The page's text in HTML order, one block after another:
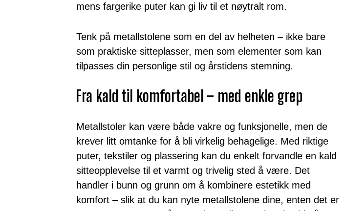
mens fargerike puter kan gi liv til et nøytralt rom.
Tenk på metallstolene som en del av helheten – ikke bare
som praktiske sitteplasser, men som elementer som kan
tilpasses din personlige stil og årstidens stemning.
Fra kald til komfortabel – med enkle grep
Metallstoler kan være både vakre og funksjonelle, men de
krever litt omtanke for å bli virkelig behagelige. Med riktige
puter, tekstiler og plassering kan du enkelt forvandle en kald
sitteopplevelse til et varmt og trivelig sted å være. Det
handler i bunn og grunn om å kombinere estetikk med
komfort – slik at du kan nyte metallstolene dine, enten det er